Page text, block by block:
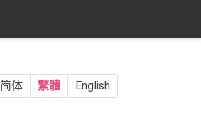
简体 繁體 English